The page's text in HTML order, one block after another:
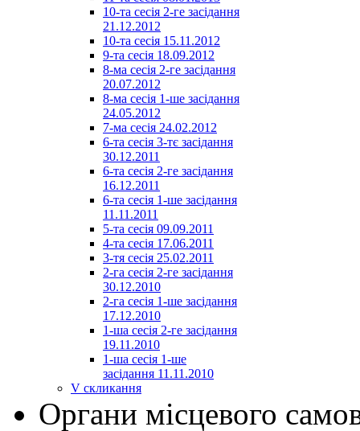
10-та сесія 2-ге засідання
21.12.2012
10-та сесія 15.11.2012
9-та сесія 18.09.2012
8-ма сесія 2-ге засідання
20.07.2012
8-ма сесія 1-ше засідання
24.05.2012
7-ма сесія 24.02.2012
6-та сесія 3-тє засідання
30.12.2011
6-та сесія 2-ге засідання
16.12.2011
6-та сесія 1-ше засідання
11.11.2011
5-та сесія 09.09.2011
4-та сесія 17.06.2011
3-тя сесія 25.02.2011
2-га сесія 2-ге засідання
30.12.2010
2-га сесія 1-ше засідання
17.12.2010
1-ша сесія 2-ге засідання
19.11.2010
1-ша сесія 1-ше
засідання 11.11.2010
V скликання
Органи місцевого